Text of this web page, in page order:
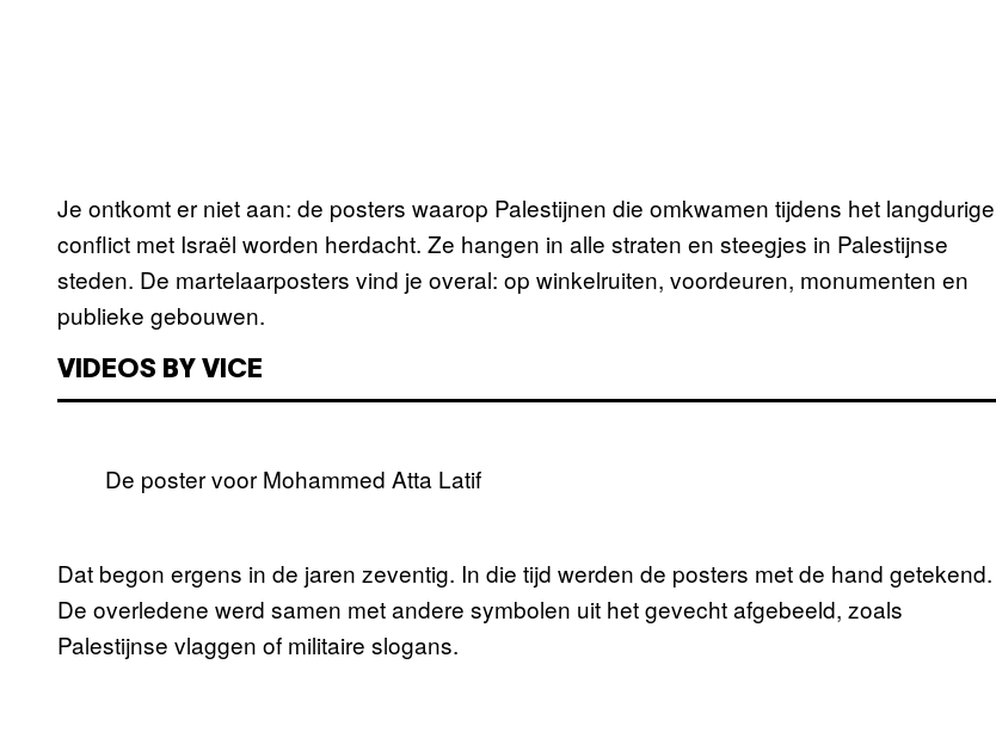
Je ontkomt er niet aan: de posters waarop Palestijnen die omkwamen tijdens het langdurige
conflict met Israël worden herdacht. Ze hangen in alle straten en steegjes in Palestijnse
steden. De martelaarposters vind je overal: op winkelruiten, voordeuren, monumenten en
publieke gebouwen.
VIDEOS BY VICE
De poster voor Mohammed Atta Latif
Dat begon ergens in de jaren zeventig. In die tijd werden de posters met de hand getekend.
De overledene werd samen met andere symbolen uit het gevecht afgebeeld, zoals
Palestijnse vlaggen of militaire slogans.